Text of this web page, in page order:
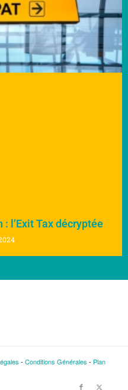
l’Exit Tax décryptée
- Conditions Générales - Plan